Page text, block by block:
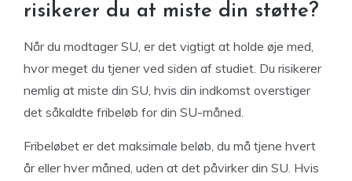
risikerer du at miste din støtte?
Når du modtager SU, er det vigtigt at holde øje med,
hvor meget du tjener ved siden af studiet. Du risikerer
nemlig at miste din SU, hvis din indkomst overstiger
det såkaldte fribeløb for din SU-måned.
Fribeløbet er det maksimale beløb, du må tjene hvert
år eller hver måned, uden at det påvirker din SU. Hvis